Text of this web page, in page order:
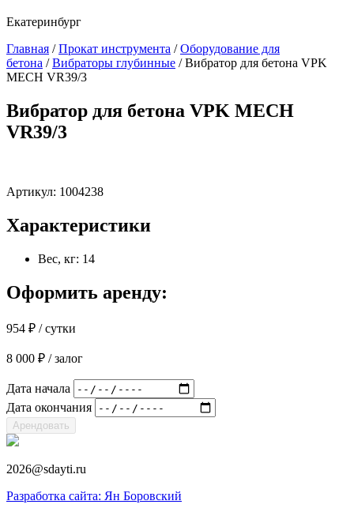
Екатеринбург
Главная /Прокат инструмента /Оборудование для
бетона /Вибраторы глубинные / Вибратор для бетона VPK
MECH VR39/3
Вибратор для бетона VPK MECH
VR39/3
Артикул: 1004238
Характеристики
Вес, кг: 14
Оформить аренду:
954 ₽ / сутки
8 000 ₽ / залог
Дата начала
Дата окончания
Арендовать
2026@sdayti.ru
Разработка сайта: Ян Боровский